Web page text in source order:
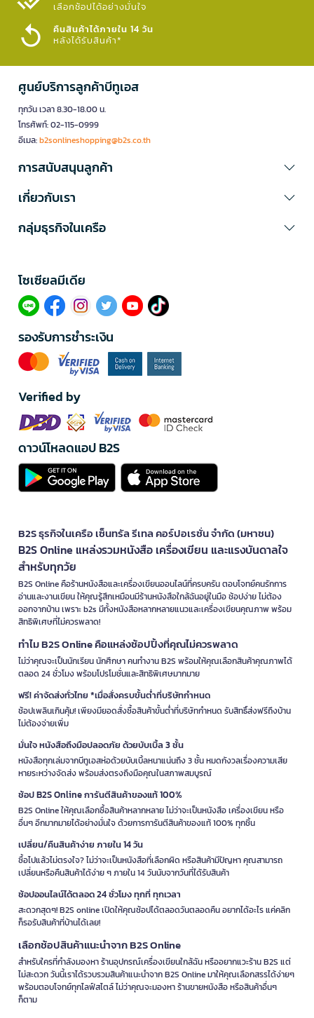
เลือกช้อปได้อย่างมั่นใจ​
คืนสินค้าได้ภายใน 14 วัน
หลังได้รับสินค้า*
ศูนย์บริการลูกค้าบีทูเอส
ทุกวัน เวลา 8.30-18.00 น.
โทรศัพท์: 02-115-0999
อีเมล:b2sonlineshopping@b2s.co.th
การสนับสนุนลูกค้า
เกี่ยวกับเรา
กลุ่มธุรกิจในเครือ
โซเซียลมีเดีย​
รองรับการชำระเงิน
Verified by
ดาวน์โหลดแอป B2S
B2S ธุรกิจในเครือ เซ็นทรัล รีเทล คอร์ปอเรชั่น จำกัด (มหาชน)
B2S Online แหล่งรวมหนังสือ เครื่องเขียน และแรงบันดาลใจ
สำหรับทุกวัย
B2S Online คือร้านหนังสือและเครื่องเขียนออนไลน์ที่ครบครัน ตอบโจทย์คนรักการ
อ่านและงานเขียน ให้คุณรู้สึกเหมือนมีร้านหนังสือใกล้ฉันอยู่ในมือ ช้อปง่าย ไม่ต้อง
ออกจากบ้าน เพราะ b2s มีทั้งหนังสือหลากหลายแนวและเครื่องเขียนคุณภาพ พร้อม
สิทธิพิเศษที่ไม่ควรพลาด!
ทำไม B2S Online คือแหล่งช้อปปิ้งที่คุณไม่ควรพลาด
ไม่ว่าคุณจะเป็นนักเรียน นักศึกษา คนทำงาน B2S พร้อมให้คุณเลือกสินค้าคุณภาพได้
ตลอด 24 ชั่วโมง พร้อมโปรโมชั่นและสิทธิพิเศษมากมาย
ฟรี! ค่าจัดส่งทั่วไทย *เมื่อสั่งครบขั้นต่ำที่บริษัทกำหนด
ช้อปเพลินเกินคุ้ม! เพียงมียอดสั่งซื้อสินค้าขั้นต่ำที่บริษัทกำหนด รับสิทธิ์ส่งฟรีถึงบ้าน
ไม่ต้องจ่ายเพิ่ม
มั่นใจ หนังสือถึงมือปลอดภัย ด้วยบับเบิ้ล 3 ชั้น
หนังสือทุกเล่มจากบีทูเอสห่อด้วยบับเบิ้ลหนาแน่นถึง 3 ชั้น หมดกังวลเรื่องความเสีย
หายระหว่างจัดส่ง พร้อมส่งตรงถึงมือคุณในสภาพสมบูรณ์
ช้อป B2S Online การันตีสินค้าของแท้ 100%
B2S Online ให้คุณเลือกซื้อสินค้าหลากหลาย ไม่ว่าจะเป็นหนังสือ เครื่องเขียน หรือ
อื่นๆ อีกมากมายได้อย่างมั่นใจ ด้วยการการันตีสินค้าของแท้ 100% ทุกชิ้น
เปลี่ยน/คืนสินค้าง่าย ภายใน 14 วัน
ซื้อไปแล้วไม่ตรงใจ? ไม่ว่าจะเป็นหนังสือที่เลือกผิด หรือสินค้ามีปัญหา คุณสามารถ
เปลี่ยนหรือคืนสินค้าได้ง่าย ๆ ภายใน 14 วันนับจากวันที่ได้รับสินค้า
ช้อปออนไลน์ได้ตลอด 24 ชั่วโมง ทุกที่ ทุกเวลา
สะดวกสุดๆ! B2S online เปิดให้คุณช้อปได้ตลอดวันตลอดคืน อยากได้อะไร แค่คลิก
ก็รอรับสินค้าที่บ้านได้เลย!
เลือกช้อปสินค้าแนะนำจาก B2S Online
สำหรับใครที่กำลังมองหา ร้านอุปกรณ์เครื่องเขียนใกล้ฉัน หรืออยากแวะร้าน B2S แต่
ไม่สะดวก วันนี้เราได้รวบรวมสินค้าแนะนำจาก B2S Online มาให้คุณเลือกสรรได้ง่ายๆ
พร้อมตอบโจทย์ทุกไลฟ์สไตล์ ไม่ว่าคุณจะมองหา ร้านขายหนังสือ หรือสินค้าอื่นๆ
ก็ตาม